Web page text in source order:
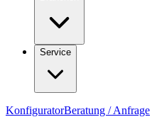
Service
KonfiguratorBeratung / Anfrage